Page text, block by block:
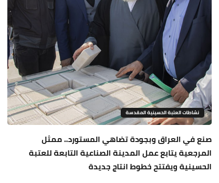
نشاطات العتبة الحسينية المقدسة
صنع في العراق وبجودة تضاهي المستورد.. ممثل
المرجعية يتابع عمل المدينة الصناعية التابعة للعتبة
الحسينية ويفتتح خطوط انتاج جديدة